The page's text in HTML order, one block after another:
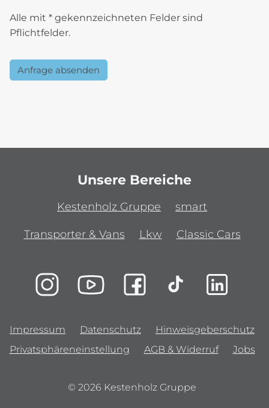
Alle mit * gekennzeichneten Felder sind
Pflichtfelder.
Anfrage absenden
Unsere Bereiche
Kestenholz Gruppe smart
Transporter & Vans Lkw Classic Cars
Impressum Datenschutz
Hinweisgeberschutz
Privatsphäreneinstellung
AGB & Widerruf Jobs
© 2026 Kestenholz Gruppe